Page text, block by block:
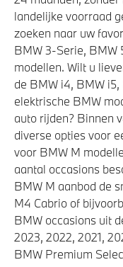
landelijke voorraad
zoeken naar uw
BMW 3-Serie, BMW
modellen. Wilt u
de BMW i4, BMW
elektrische BMW
auto rijden? Binnen
diverse opties voor
voor BMW M
aantal occasions
BMW M aanbod de
M4 Cabrio of
BMW occasions uit
2023, 2022, 2021,
BMW Premium